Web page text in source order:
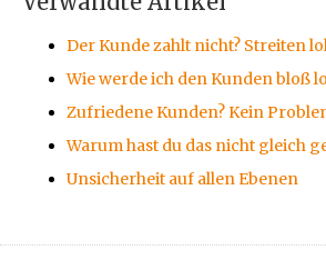
Der Kunde zahlt nicht? Streiten
Wie werde ich den Kunden bloß
Zufriedene Kunden? Kein
Warum hast du das nicht gleich
Unsicherheit auf allen Ebenen